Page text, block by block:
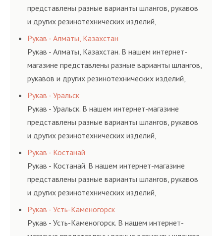
представлены разные варианты шлангов, рукавов
и других резинотехнических изделий,
соответствующих ГОСТам, техническим условиям
и нормативам.
Рукав - Алматы, Казахстан
Рукав - Алматы, Казахстан. В нашем интернет-
магазине представлены разные варианты шлангов,
рукавов и других резинотехнических изделий,
соответствующих ГОСТам, техническим условиям
и нормативам.
Рукав - Уральск
Рукав - Уральск. В нашем интернет-магазине
представлены разные варианты шлангов, рукавов
и других резинотехнических изделий,
соответствующих ГОСТам, техническим условиям
и нормативам.
Рукав - Костанай
Рукав - Костанай. В нашем интернет-магазине
представлены разные варианты шлангов, рукавов
и других резинотехнических изделий,
соответствующих ГОСТам, техническим условиям
и нормативам.
Рукав - Усть-Каменогорск
Рукав - Усть-Каменогорск. В нашем интернет-